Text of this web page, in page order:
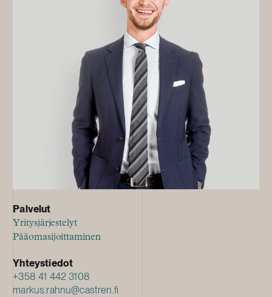
Palvelut
Yritysjärjestelyt
Pääomasijoittaminen
Yhteystiedot
+358 41 442 3108
markus.rahnu@castren.fi